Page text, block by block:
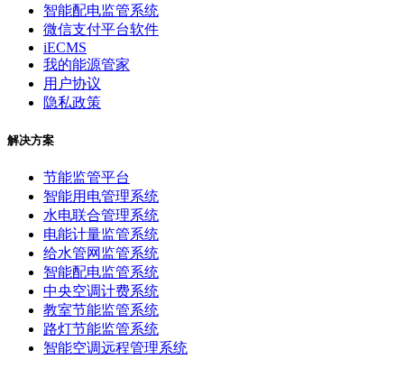
智能配电监管系统
微信支付平台软件
iECMS
我的能源管家
用户协议
隐私政策
解决方案
节能监管平台
智能用电管理系统
水电联合管理系统
电能计量监管系统
给水管网监管系统
智能配电监管系统
中央空调计费系统
教室节能监管系统
路灯节能监管系统
智能空调远程管理系统